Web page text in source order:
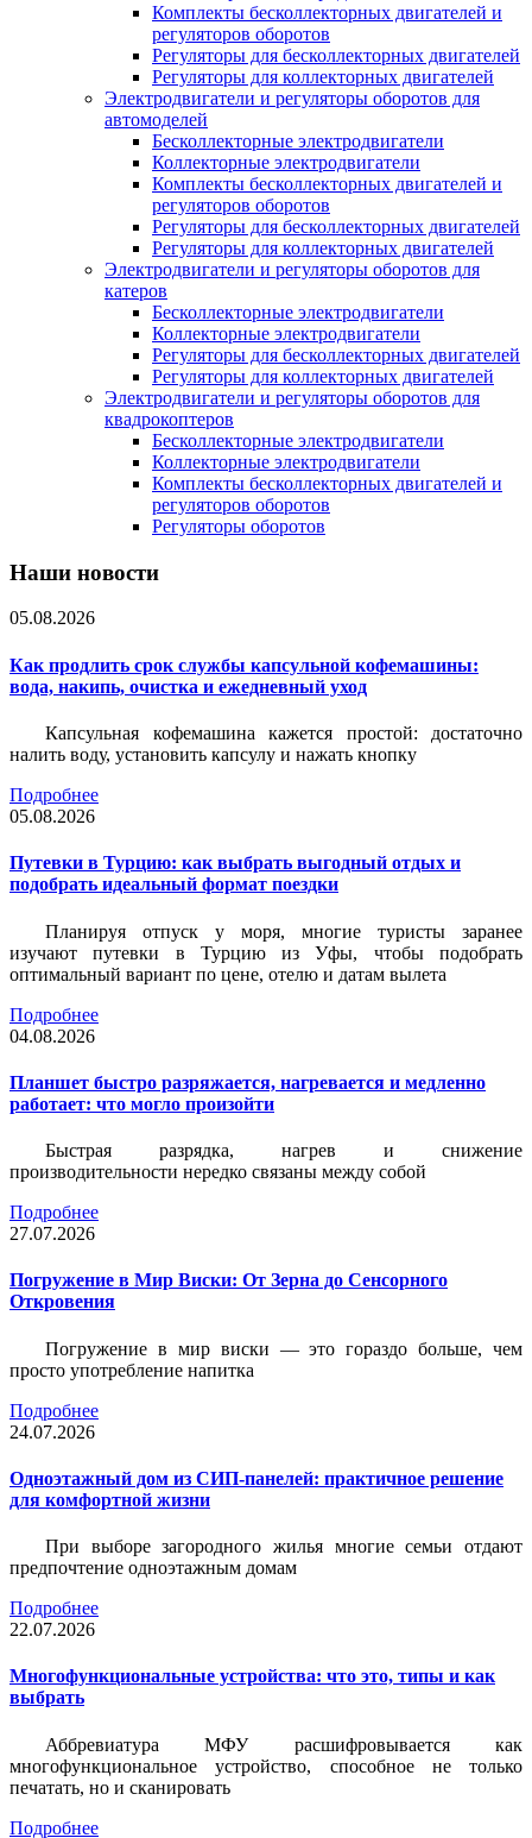
Комплекты бесколлекторных двигателей и
регуляторов оборотов
Регуляторы для бесколлекторных двигателей
Регуляторы для коллекторных двигателей
Электродвигатели и регуляторы оборотов для
автомоделей
Бесколлекторные электродвигатели
Коллекторные электродвигатели
Комплекты бесколлекторных двигателей и
регуляторов оборотов
Регуляторы для бесколлекторных двигателей
Регуляторы для коллекторных двигателей
Электродвигатели и регуляторы оборотов для
катеров
Бесколлекторные электродвигатели
Коллекторные электродвигатели
Регуляторы для бесколлекторных двигателей
Регуляторы для коллекторных двигателей
Электродвигатели и регуляторы оборотов для
квадрокоптеров
Бесколлекторные электродвигатели
Коллекторные электродвигатели
Комплекты бесколлекторных двигателей и
регуляторов оборотов
Регуляторы оборотов
Наши новости
05.08.2026
Как продлить срок службы капсульной кофемашины:
вода, накипь, очистка и ежедневный уход
Капсульная кофемашина кажется простой: достаточно
налить воду, установить капсулу и нажать кнопку
Подробнее
05.08.2026
Путевки в Турцию: как выбрать выгодный отдых и
подобрать идеальный формат поездки
Планируя отпуск у моря, многие туристы заранее
изучают путевки в Турцию из Уфы, чтобы подобрать
оптимальный вариант по цене, отелю и датам вылета
Подробнее
04.08.2026
Планшет быстро разряжается, нагревается и медленно
работает: что могло произойти
Быстрая разрядка, нагрев и снижение
производительности нередко связаны между собой
Подробнее
27.07.2026
Погружение в Мир Виски: От Зерна до Сенсорного
Откровения
Погружение в мир виски — это гораздо больше, чем
просто употребление напитка
Подробнее
24.07.2026
Одноэтажный дом из СИП-панелей: практичное решение
для комфортной жизни
При выборе загородного жилья многие семьи отдают
предпочтение одноэтажным домам
Подробнее
22.07.2026
Многофункциональные устройства: что это, типы и как
выбрать
Аббревиатура МФУ расшифровывается как
многофункциональное устройство, способное не только
печатать, но и сканировать
Подробнее